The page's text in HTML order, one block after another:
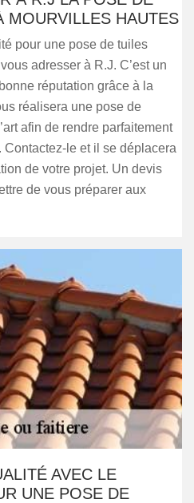
MOURVILLES HAUTES
pour une pose de tuiles
adresser à R.J. C’est un
réputation grâce à la
réalisera une pose de
afin de rendre parfaitement
le et il se déplacera
de votre projet. Un devis
de vous préparer aux
AVEC LE
UNE POSE DE